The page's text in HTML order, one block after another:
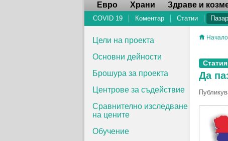
Евро Храни Здраве и
COVID 19 Коментар Статии
Цели на проекта
Основни дейности
Брошура за проекта
Центрове за съдействие
Сравнително изследване
на цените
Обучение
Начало
Статия
Да